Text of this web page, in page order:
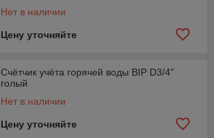
Нет в наличии
Цену уточняйте
Счётчик учёта горячей воды BIP D3/4"
голый
Нет в наличии
Цену уточняйте